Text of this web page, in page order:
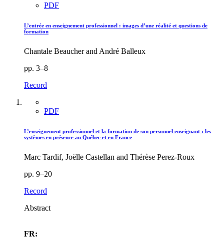
PDF
L’entrée en enseignement professionnel : images d’une réalité et questions de
formation
Chantale Beaucher and André Balleux
pp. 3–8
Record
PDF
L’enseignement professionnel et la formation de son personnel enseignant : les
systèmes en présence au Québec et en France
Marc Tardif, Joëlle Castellan and Thérèse Perez-Roux
pp. 9–20
Record
Abstract
FR: